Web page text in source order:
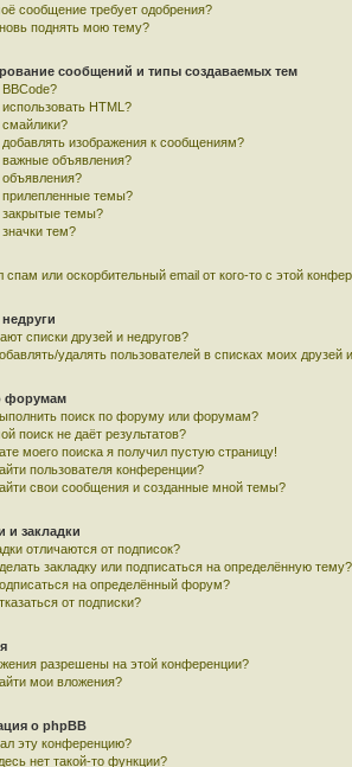
сообщение требует одобрения?
поднять мою тему?
сообщений и типы создаваемых тем
BBCode?
HTML?
смайлики?
изображения к сообщениям?
важные объявления?
объявления?
прилепленные темы?
закрытые темы?
тем?
спам или оскорбительный email от кого-то с этой
списки друзей и недругов?
удалять пользователей в списках моих друзей
форумам
поиск по форуму или форумам?
поиск не даёт результатов?
моего поиска я получил пустую страницу!
пользователя конференции?
свои сообщения и созданные мной темы?
и закладки
отличаются от подписок?
закладку или подписаться на определённую тему?
на определённый форум?
от подписки?
разрешены на этой конференции?
мои вложения?
о phpBB
эту конференцию?
нет такой-то функции?